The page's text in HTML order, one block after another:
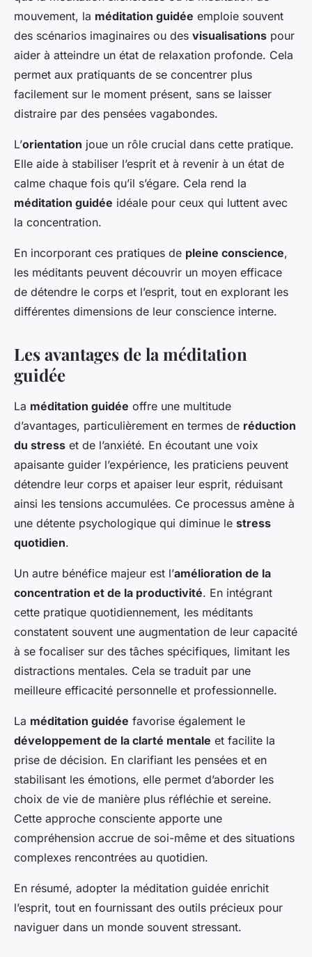
mouvement, la méditation guidée emploie souvent
des scénarios imaginaires ou des visualisations pour
aider à atteindre un état de relaxation profonde. Cela
permet aux pratiquants de se concentrer plus
facilement sur le moment présent, sans se laisser
distraire par des pensées vagabondes.
L’orientation joue un rôle crucial dans cette pratique.
Elle aide à stabiliser l’esprit et à revenir à un état de
calme chaque fois qu’il s’égare. Cela rend la
méditation guidée idéale pour ceux qui luttent avec
la concentration.
En incorporant ces pratiques de pleine conscience,
les méditants peuvent découvrir un moyen efficace
de détendre le corps et l’esprit, tout en explorant les
différentes dimensions de leur conscience interne.
Les avantages de la méditation
guidée
La méditation guidée offre une multitude
d’avantages, particulièrement en termes de réduction
du stress et de l’anxiété. En écoutant une voix
apaisante guider l’expérience, les praticiens peuvent
détendre leur corps et apaiser leur esprit, réduisant
ainsi les tensions accumulées. Ce processus amène à
une détente psychologique qui diminue le stress
quotidien.
Un autre bénéfice majeur est l’amélioration de la
concentration et de la productivité. En intégrant
cette pratique quotidiennement, les méditants
constatent souvent une augmentation de leur capacité
à se focaliser sur des tâches spécifiques, limitant les
distractions mentales. Cela se traduit par une
meilleure efficacité personnelle et professionnelle.
La méditation guidée favorise également le
développement de la clarté mentale et facilite la
prise de décision. En clarifiant les pensées et en
stabilisant les émotions, elle permet d’aborder les
choix de vie de manière plus réfléchie et sereine.
Cette approche consciente apporte une
compréhension accrue de soi-même et des situations
complexes rencontrées au quotidien.
En résumé, adopter la méditation guidée enrichit
l’esprit, tout en fournissant des outils précieux pour
naviguer dans un monde souvent stressant.